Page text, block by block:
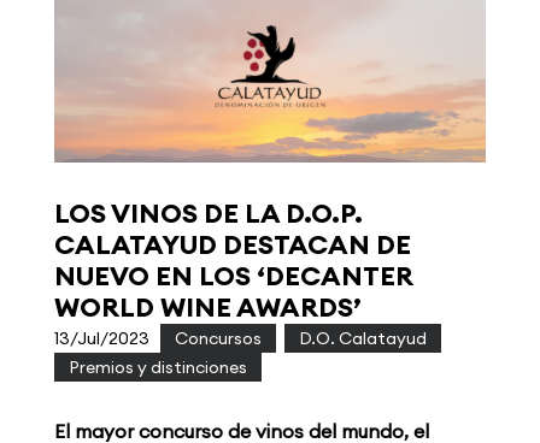
LOS VINOS DE LA D.O.P.
CALATAYUD DESTACAN DE
NUEVO EN LOS ‘DECANTER
WORLD WINE AWARDS’
13/Jul/2023 Concursos D.O. Calatayud
Premios y distinciones
El mayor concurso de vinos del mundo, el